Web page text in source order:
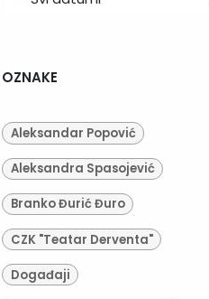
OZNAKE
Aleksandar Popović
Aleksandra Spasojević
Branko Đurić Đuro
CZK "Teatar Derventa"
Događaji